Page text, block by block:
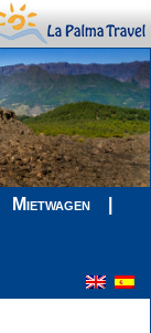
Mietwagen